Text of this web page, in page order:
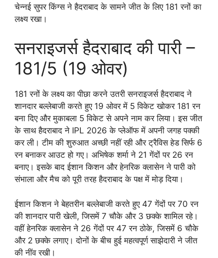
चेन्नई सुपर किंग्स ने हैदराबाद के सामने जीत के लिए 181 रनों का
लक्ष्य रखा।
सनराइजर्स हैदराबाद की पारी –
181/5 (19 ओवर)
181 रनों के लक्ष्य का पीछा करने उतरी सनराइजर्स हैदराबाद ने
शानदार बल्लेबाजी करते हुए 19 ओवर में 5 विकेट खोकर 181 रन
बना दिए और मुकाबला 5 विकेट से अपने नाम कर लिया। इस जीत
के साथ हैदराबाद ने IPL 2026 के प्लेऑफ में अपनी जगह पक्की
कर ली। टीम की शुरुआत अच्छी नहीं रही और ट्रैविस हेड सिर्फ 6
रन बनाकर आउट हो गए। अभिषेक शर्मा ने 21 गेंदों पर 26 रन
बनाए। इसके बाद ईशान किशन और हेनरिक क्लासेन ने पारी को
संभाला और मैच को पूरी तरह हैदराबाद के पक्ष में मोड़ दिया।
ईशान किशन ने बेहतरीन बल्लेबाजी करते हुए 47 गेंदों पर 70 रन
की शानदार पारी खेली, जिसमें 7 चौके और 3 छक्के शामिल रहे।
वहीं हेनरिक क्लासेन ने 26 गेंदों पर 47 रन ठोके, जिसमें 6 चौके
और 2 छक्के लगाए। दोनों के बीच हुई महत्वपूर्ण साझेदारी ने जीत
की नींव रखी।